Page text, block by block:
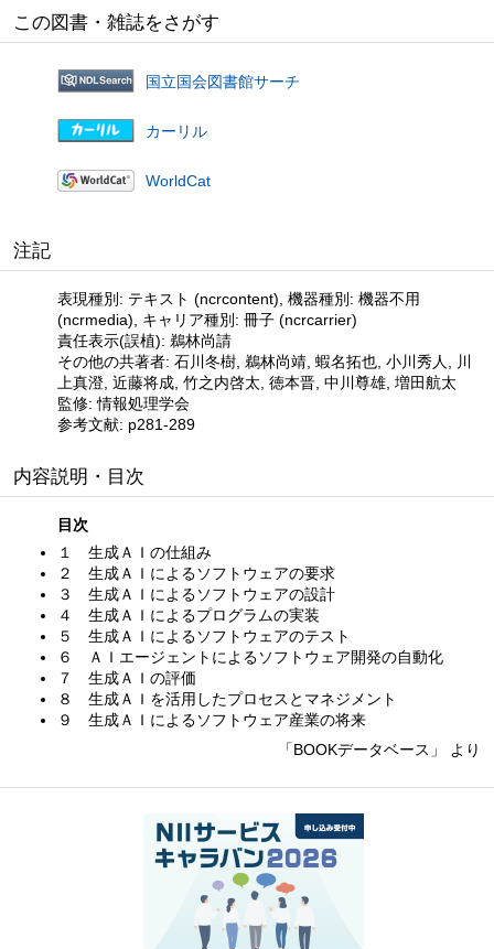
この図書・雑誌をさがす
国立国会図書館サーチ
カーリル
WorldCat
注記
表現種別: テキスト (ncrcontent), 機器種別: 機器不用
(ncrmedia), キャリア種別: 冊子 (ncrcarrier)
責任表示(誤植): 鵜林尚請
その他の共著者: 石川冬樹, 鵜林尚靖, 蝦名拓也, 小川秀人, 川
上真澄, 近藤将成, 竹之内啓太, 徳本晋, 中川尊雄, 増田航太
監修: 情報処理学会
参考文献: p281-289
内容説明・目次
目次
１ 生成ＡＩの仕組み
２ 生成ＡＩによるソフトウェアの要求
３ 生成ＡＩによるソフトウェアの設計
４ 生成ＡＩによるプログラムの実装
５ 生成ＡＩによるソフトウェアのテスト
６ ＡＩエージェントによるソフトウェア開発の自動化
７ 生成ＡＩの評価
８ 生成ＡＩを活用したプロセスとマネジメント
９ 生成ＡＩによるソフトウェア産業の将来
「BOOKデータベース」 より